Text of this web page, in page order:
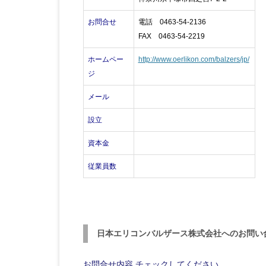
お問合せ
電話 0463-54-2136
FAX 0463-54-2219
ホームペー
ジ
http://www.oerlikon.com/balzers/jp/
メール
設立
資本金
従業員数
日本エリコンバルザース株式会社へのお問い